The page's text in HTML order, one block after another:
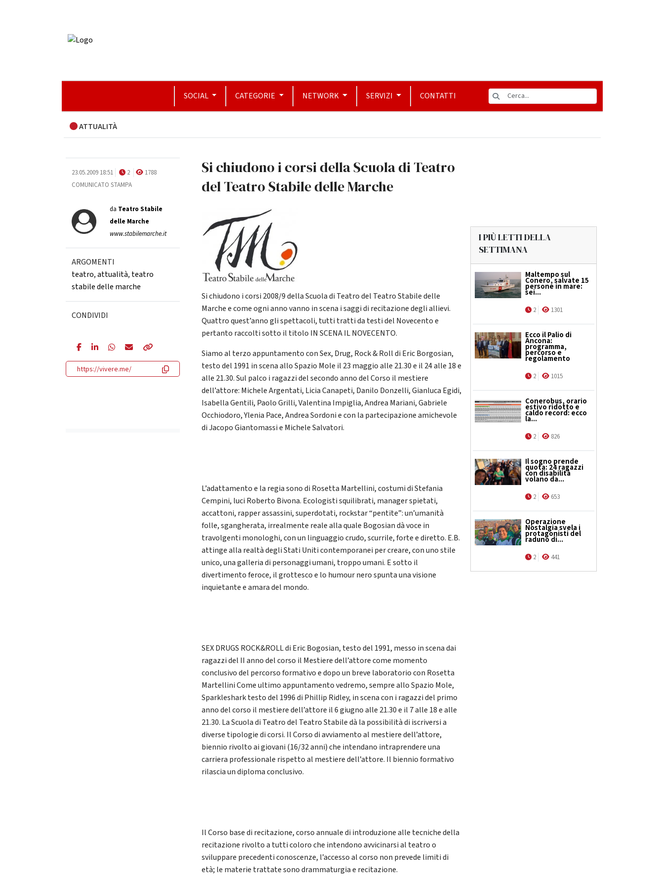
SOCIAL CATEGORIE NETWORK SERVIZI CONTATTI
ATTUALITÀ
23.05.2009 18:51 2
1788
COMUNICATO STAMPA
da Teatro Stabile
delle Marche
www.stabilemarche.it
ARGOMENTI
teatro,attualità, teatro
stabile delle marche
CONDIVIDI
https://vivere.me/
Si chiudono i corsi della Scuola di Teatro
del Teatro Stabile delle Marche
Si chiudono i corsi 2008/9 della Scuola di Teatro del Teatro Stabile delle
Marche e come ogni anno vanno in scena i saggi di recitazione degli allievi.
Quattro quest’anno gli spettacoli, tutti tratti da testi del Novecento e
pertanto raccolti sotto il titolo IN SCENA IL NOVECENTO.
Siamo al terzo appuntamento con Sex, Drug, Rock & Roll di Eric Borgosian,
testo del 1991 in scena allo Spazio Mole il 23 maggio alle 21.30 e il 24 alle 18 e
alle 21.30. Sul palco i ragazzi del secondo anno del Corso il mestiere
dell’attore: Michele Argentati, Licia Canapeti, Danilo Donzelli, Gianluca Egidi,
Isabella Gentili, Paolo Grilli, Valentina Impiglia, Andrea Mariani, Gabriele
Occhiodoro, Ylenia Pace, Andrea Sordoni e con la partecipazione amichevole
di Jacopo Giantomassi e Michele Salvatori.
L’adattamento e la regia sono di Rosetta Martellini, costumi di Stefania
Cempini, luci Roberto Bivona. Ecologisti squilibrati, manager spietati,
accattoni, rapper assassini, superdotati, rockstar “pentite”: un’umanità
folle, sgangherata, irrealmente reale alla quale Bogosian dà voce in
travolgenti monologhi, con un linguaggio crudo, scurrile, forte e diretto. E.B.
attinge alla realtà degli Stati Uniti contemporanei per creare, con uno stile
unico, una galleria di personaggi umani, troppo umani. E sotto il
divertimento feroce, il grottesco e lo humour nero spunta una visione
inquietante e amara del mondo.
SEX DRUGS ROCK&ROLL di Eric Bogosian, testo del 1991, messo in scena dai
ragazzi del II anno del corso il Mestiere dell’attore come momento
conclusivo del percorso formativo e dopo un breve laboratorio con Rosetta
Martellini Come ultimo appuntamento vedremo, sempre allo Spazio Mole,
Sparkleshark testo del 1996 di Phillip Ridley, in scena con i ragazzi del primo
anno del corso il mestiere dell’attore il 6 giugno alle 21.30 e il 7 alle 18 e alle
21.30. La Scuola di Teatro del Teatro Stabile dà la possibilità di iscriversi a
diverse tipologie di corsi. Il Corso di avviamento al mestiere dell’attore,
biennio rivolto ai giovani (16/32 anni) che intendano intraprendere una
carriera professionale rispetto al mestiere dell’attore. Il biennio formativo
rilascia un diploma conclusivo.
Il Corso base di recitazione, corso annuale di introduzione alle tecniche della
recitazione rivolto a tutti coloro che intendono avvicinarsi al teatro o
sviluppare precedenti conoscenze, l’accesso al corso non prevede limiti di
età; le materie trattate sono drammaturgia e recitazione.
I PIÙ LETTI DELLA
SETTIMANA
Maltempo sul
Conero, salvate 15
persone in mare:
sei...
2 1301
Ecco il Palio di
Ancona:
programma,
percorso e
regolamento
2 1015
Conerobus, orario
estivo ridotto e
caldo record: ecco
la...
2 826
Il sogno prende
quota: 24 ragazzi
con disabilità
volano da...
2 653
Operazione
Nostalgia svela i
protagonisti del
raduno di...
2 441